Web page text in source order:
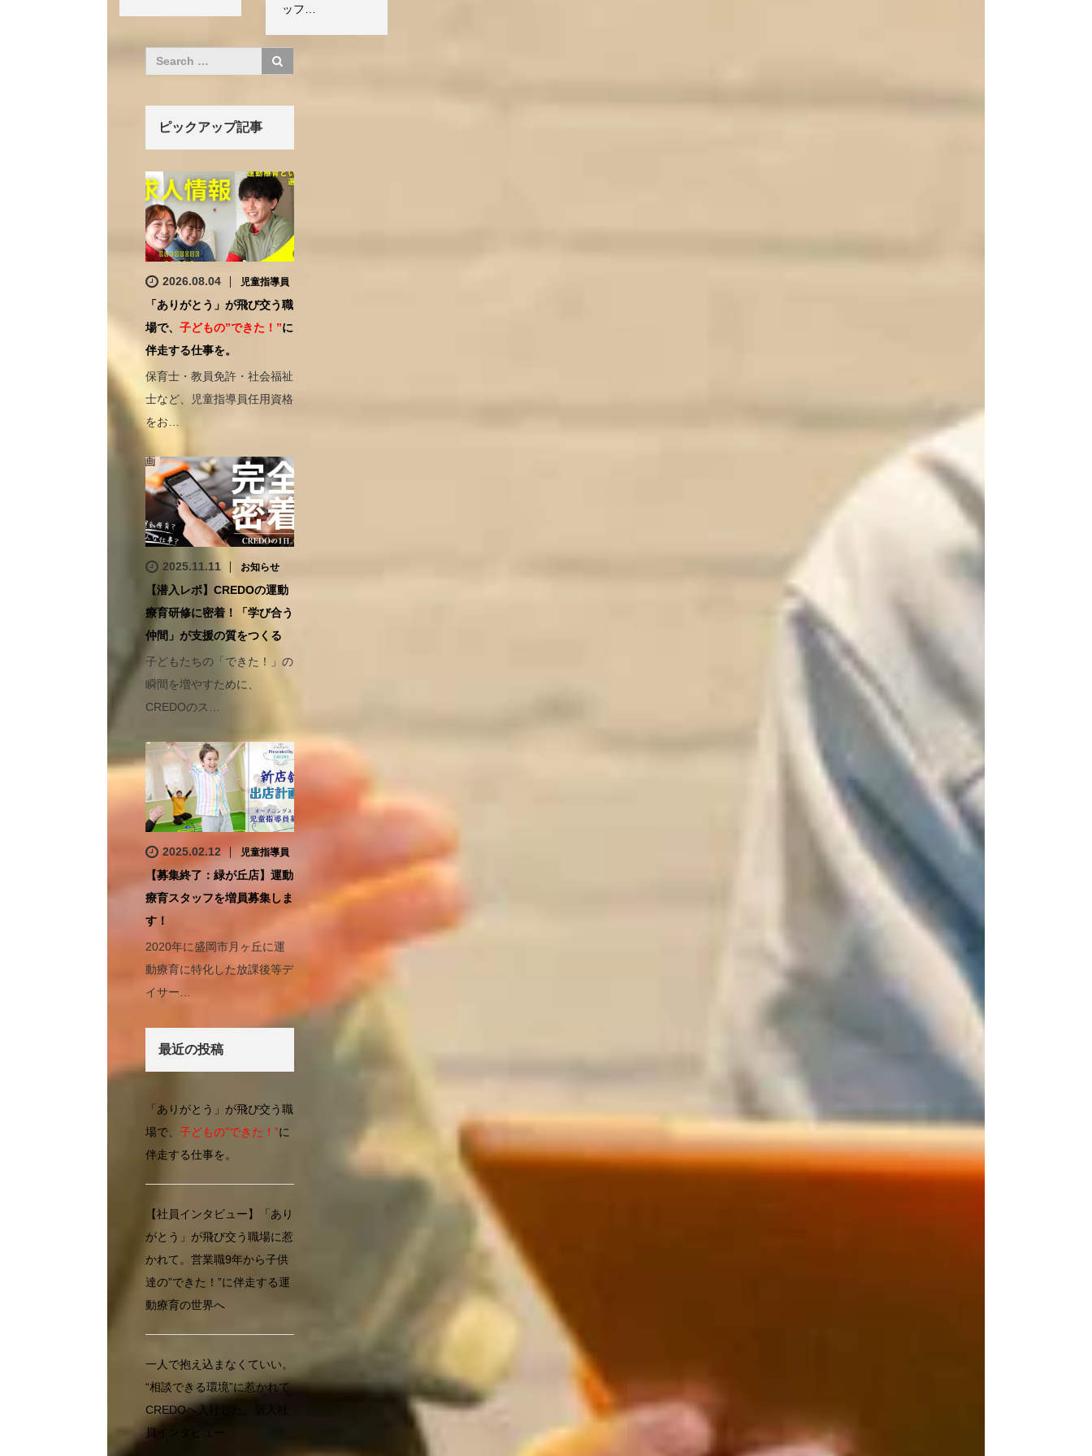
ッフ…
ピックアップ記事
2026.08.04 児童指導員
「ありがとう」が飛び交う職
場で、子どもの”できた！”に
伴走する仕事を。
保育士・教員免許・社会福祉
士など、児童指導員任用資格
をお…
2025.11.11 お知らせ
【潜入レポ】CREDOの運動
療育研修に密着！「学び合う
仲間」が支援の質をつくる
子どもたちの「できた！」の
瞬間を増やすために、
CREDOのス…
2025.02.12 児童指導員
【募集終了：緑が丘店】運動
療育スタッフを増員募集しま
す！
2020年に盛岡市月ヶ丘に運
動療育に特化した放課後等デ
イサー…
最近の投稿
「ありがとう」が飛び交う職
場で、子どもの”できた！”に
伴走する仕事を。
【社員インタビュー】「あり
がとう」が飛び交う職場に惹
かれて。営業職9年から子供
達の”できた！”に伴走する運
動療育の世界へ
一人で抱え込まなくていい。
“相談できる環境”に惹かれて
CREDOへ入社した、新入社
員インタビュー